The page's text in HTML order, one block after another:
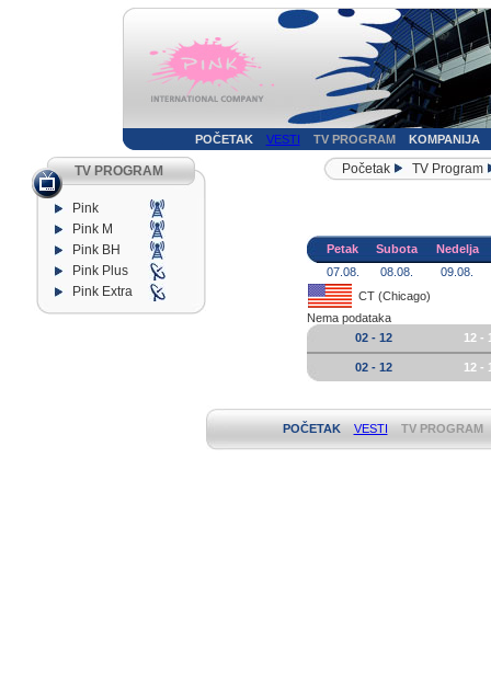
POČETAK VESTI TV PROGRAM KOMPANIJA
TV PROGRAM
Pink
Pink M
Pink BH
Pink Plus
Pink Extra
Početak TV Program
Petak Subota
Nedelja
07.08.
08.08.
09.08.
CT (Chicago)
Nema podataka
02 - 12
12 -
02 - 12 12 -
POČETAK VESTI TV PROGRAM